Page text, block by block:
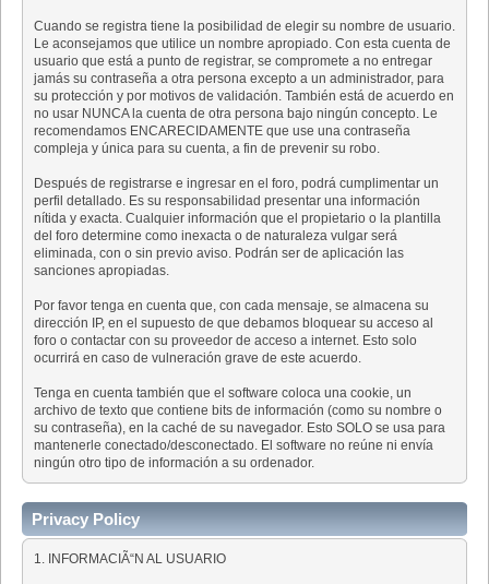
Cuando se registra tiene la posibilidad de elegir su nombre de usuario.
Le aconsejamos que utilice un nombre apropiado. Con esta cuenta de
usuario que está a punto de registrar, se compromete a no entregar
jamás su contraseña a otra persona excepto a un administrador, para
su protección y por motivos de validación. También está de acuerdo en
no usar NUNCA la cuenta de otra persona bajo ningún concepto. Le
recomendamos ENCARECIDAMENTE que use una contraseña
compleja y única para su cuenta, a fin de prevenir su robo.
Después de registrarse e ingresar en el foro, podrá cumplimentar un
perfil detallado. Es su responsabilidad presentar una información
nítida y exacta. Cualquier información que el propietario o la plantilla
del foro determine como inexacta o de naturaleza vulgar será
eliminada, con o sin previo aviso. Podrán ser de aplicación las
sanciones apropiadas.
Por favor tenga en cuenta que, con cada mensaje, se almacena su
dirección IP, en el supuesto de que debamos bloquear su acceso al
foro o contactar con su proveedor de acceso a internet. Esto solo
ocurrirá en caso de vulneración grave de este acuerdo.
Tenga en cuenta también que el software coloca una cookie, un
archivo de texto que contiene bits de información (como su nombre o
su contraseña), en la caché de su navegador. Esto SOLO se usa para
mantenerle conectado/desconectado. El software no reúne ni envía
ningún otro tipo de información a su ordenador.
Privacy Policy
1. INFORMACIÃ“N AL USUARIO